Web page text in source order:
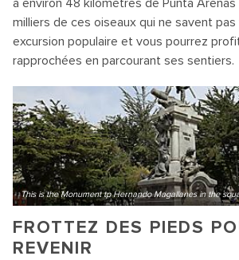
à environ 48 kilomètres de Punta
milliers de ces oiseaux qui ne savent
excursion populaire et vous pourrez
rapprochées en parcourant ses sentiers.
This is the Monument tp Hernando Magallanes in the
FROTTEZ DES PIEDS
REVENIR